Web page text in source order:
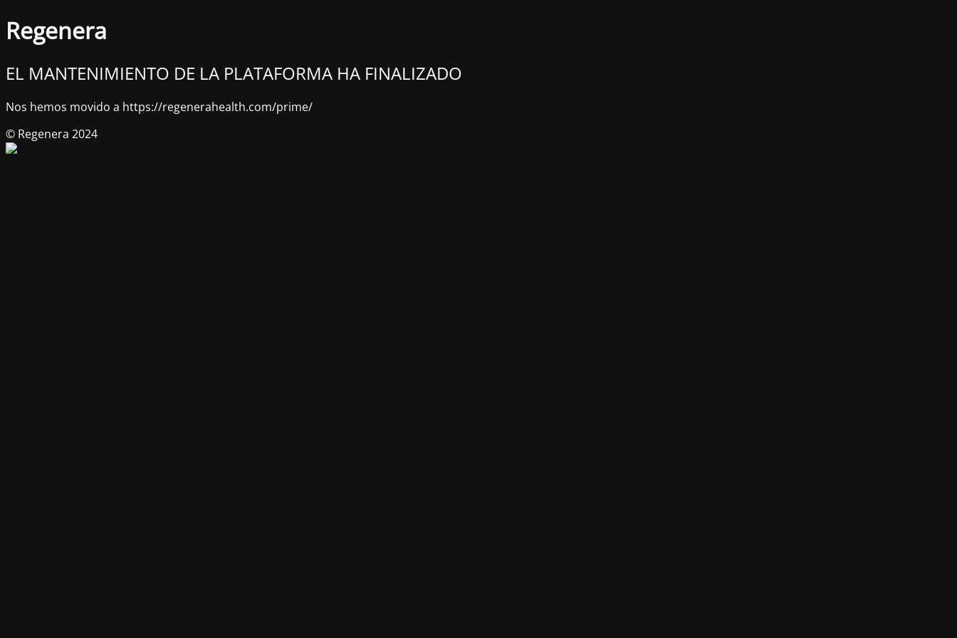
Regenera
EL MANTENIMIENTO DE LA PLATAFORMA HA FINALIZADO
Nos hemos movido a https://regenerahealth.com/prime/
© Regenera 2024